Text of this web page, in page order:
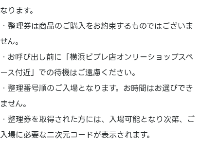
なります。
・整理券は商品のご購入をお約束するものではございま
せん。
・お呼び出し前に「横浜ビブレ店オンリーショップスペ
ース付近」での待機はご遠慮ください。
・整理番号順のご入場となります。お時間はお選びでき
ません。
・整理券を取得された方には、入場可能となり次第、ご
入場に必要な二次元コードが表示されます。